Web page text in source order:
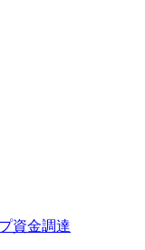
資金調達